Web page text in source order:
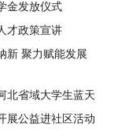
金发放仪式
才政策宣讲
新 聚力赋能发展
北省域大学生蓝天
展公益进社区活动